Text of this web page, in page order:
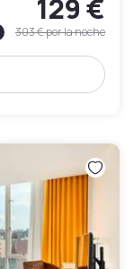
129 €
303 €por la noche